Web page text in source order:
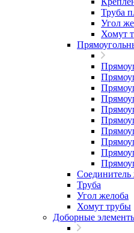
Труба
Угол
Хомут
Соединитель
Труба
Угол желоба
Хомут трубы
Доборные